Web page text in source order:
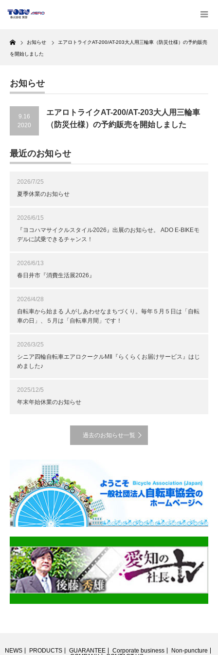
Home
お知らせ エアロトライクAT-200/AT-203大人用三輪車（防災仕様）の予約販売
を開始しました
お知らせ
9.16
2020
エアロトライクAT-200/AT-203大人用三輪車
（防災仕様）の予約販売を開始しました
最近のお知らせ
2026/7/25
夏季休業のお知らせ
2026/6/15
『ヨコハマサイクルスタイル2026』出展のお知らせ。 ADO E-BIKEモ
デルに試乗できるチャンス！
2026/6/13
春日井市『消費生活展2026』
2026/4/28
自転車から始まる 人がしあわせなまちづくり。毎年５月５日は「自転
車の日」、５月は「自転車月間」です！
2026/3/25
シニア四輪自転車エアロクークルMⅡ『らくらくお届けサービス』はじ
めました♪
2025/12/5
年末年始休業のお知らせ
過去のお知らせ一覧
NEWS PRODUCTS GUARANTEE Corporate business
Non-puncture